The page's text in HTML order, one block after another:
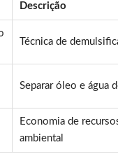
Descrição
Técnica de
Separar óleo e água
Economia de
ambiental